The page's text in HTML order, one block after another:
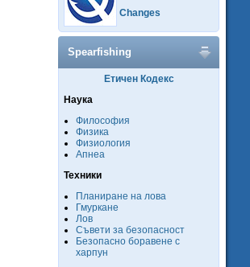
Changes
Spearfishing
Етичен Кодекс
Наука
Философия
Физика
Физиология
Апнеа
Техники
Планиране на лова
Гмуркане
Лов
Съвети за безопасност
Безопасно боравене с
харпун